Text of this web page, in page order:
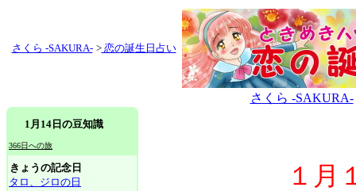
さくら -SAKURA- >恋の誕生日占い
さくら -SAKURA-
1月14日の豆知識
366日への旅
きょうの記念日
タロ、ジロの日
１月